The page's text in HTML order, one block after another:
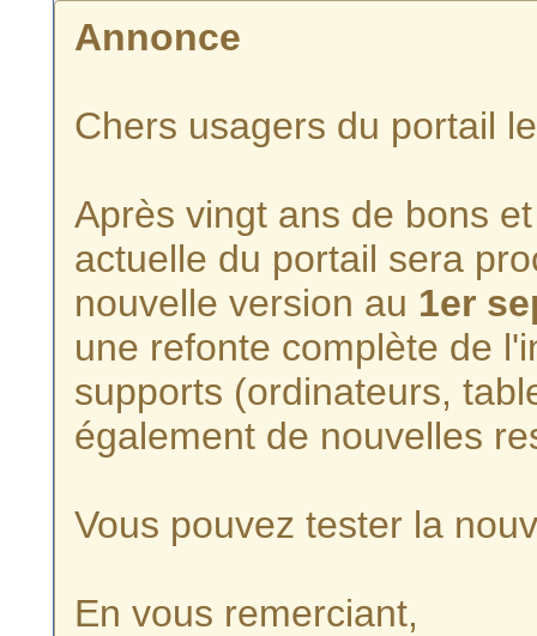
Annonce
Chers usagers du portail
Après vingt ans de bons
actuelle du portail sera
nouvelle version au 1er
une refonte complète de
supports (ordinateurs,
également de nouvelles
Vous pouvez tester la
En vous remerciant,